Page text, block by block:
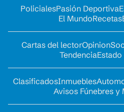
PolicialesPasión Deportiva
El MundoRecetas
Cartas del lectorOpinion
Tendencia
ClasificadosInmuebles
Avisos Fúnebres y